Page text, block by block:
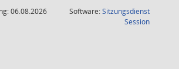
06.08.2026
Software:Sitzungsdienst
Session(Wird in